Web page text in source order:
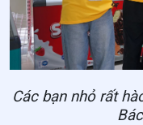
Các bạn nhỏ rất